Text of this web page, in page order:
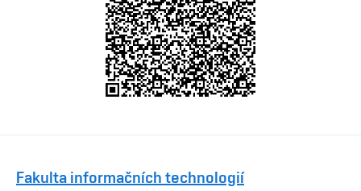
Fakulta informačních technologií